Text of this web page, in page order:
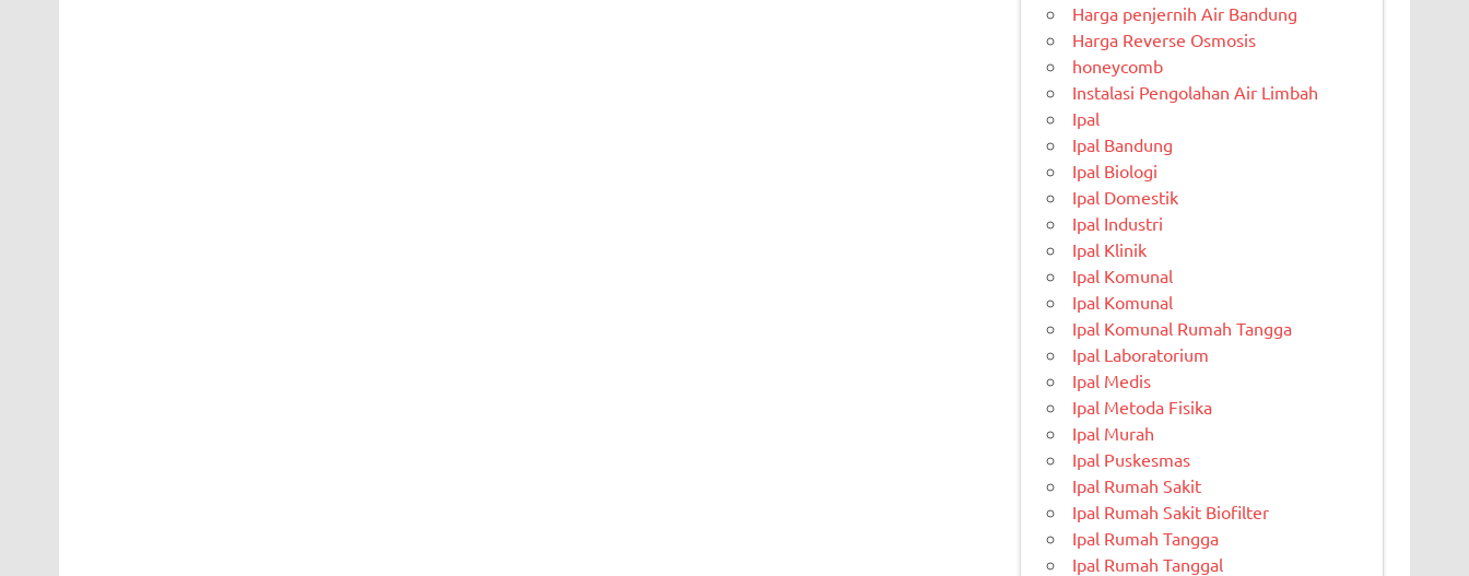
Harga penjernih Air Bandung
Harga Reverse Osmosis
honeycomb
Instalasi Pengolahan Air Limbah
Ipal
Ipal Bandung
Ipal Biologi
Ipal Domestik
Ipal Industri
Ipal Klinik
Ipal Komunal
Ipal Komunal
Ipal Komunal Rumah Tangga
Ipal Laboratorium
Ipal Medis
Ipal Metoda Fisika
Ipal Murah
Ipal Puskesmas
Ipal Rumah Sakit
Ipal Rumah Sakit Biofilter
Ipal Rumah Tangga
Ipal Rumah Tanggal